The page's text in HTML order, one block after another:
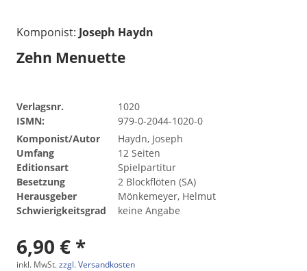
Komponist: Joseph Haydn
Zehn Menuette
Verlagsnr.
1020
ISMN:
979-0-2044-1020-0
Komponist/Autor
Haydn, Joseph
Umfang
12 Seiten
Editionsart
Spielpartitur
Besetzung
2 Blockflöten (SA)
Herausgeber
Mönkemeyer, Helmut
Schwierigkeitsgrad
keine Angabe
6,90 € *
inkl. MwSt.zzgl. Versandkosten